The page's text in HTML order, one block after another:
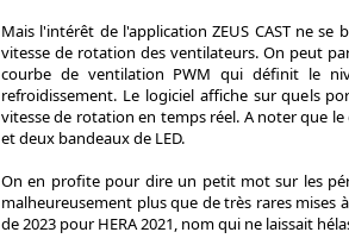
Mais l'intérêt de l'application ZEUS CAST ne
vitesse de rotation des ventilateurs. On peut
courbe de ventilation PWM qui définit le
refroidissement. Le logiciel affiche sur quels
vitesse de rotation en temps réel. A noter que
et deux bandeaux de LED.
On en profite pour dire un petit mot sur les
malheureusement plus que de très rares mises
de 2023 pour HERA 2021, nom qui ne laissait